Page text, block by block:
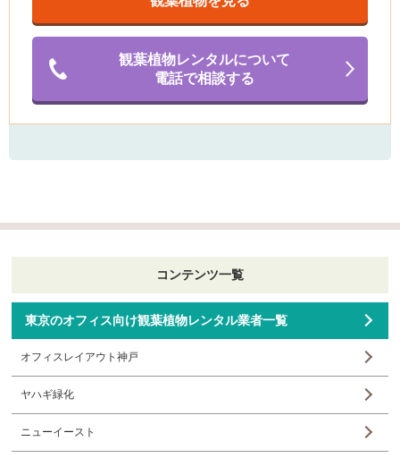
観葉植物レンタルについて
電話で相談する
コンテンツ一覧
東京のオフィス向け観葉植物レンタル業者一覧
オフィスレイアウト神戸
ヤハギ緑化
ニューイースト